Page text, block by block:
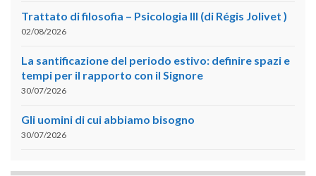
Trattato di filosofia – Psicologia III (di Régis Jolivet )
02/08/2026
La santificazione del periodo estivo: definire spazi e
tempi per il rapporto con il Signore
30/07/2026
Gli uomini di cui abbiamo bisogno
30/07/2026